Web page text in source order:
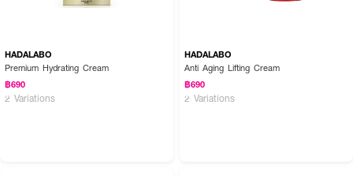
HADALABO
Premium Hydrating Cream
฿690
2 Variations
HADALABO
Anti Aging Lifting Cream
฿690
2 Variations